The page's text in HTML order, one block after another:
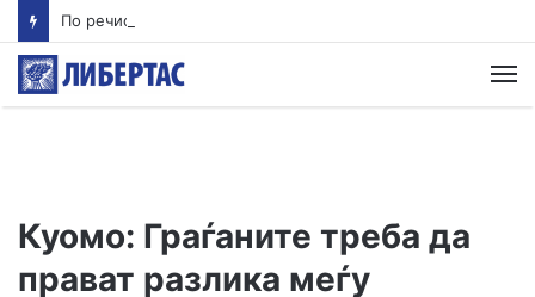
Куомо: Граѓаните треба да
прават разлика меѓу